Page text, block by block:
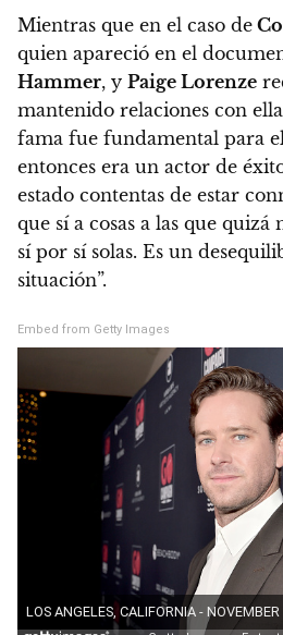
Mientras que en el caso de
quien apareció en el
Hammer, y Paige Lorenze
mantenido relaciones con
fama fue fundamental para
entonces era un actor de
estado contentas de estar
que sí a cosas a las que
sí por sí solas. Es un
situación”.
Embed from Getty Images